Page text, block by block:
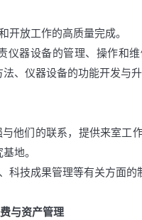
开放工作的高质量完成。
仪器设备的管理、操作和
、仪器设备的功能开发与
他们的联系，提供来室工
地。
科技成果管理等有关方面的
与资产管理